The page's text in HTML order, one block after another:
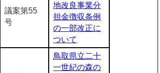
議案第55
号
地改良事業分
担金徴収条例
の一部改正に
ついて
鳥取県立二十
一世紀の森の